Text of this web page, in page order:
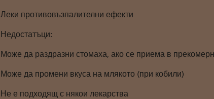
Леки противовъзпалителни ефекти
Недостатъци:
Може да раздразни стомаха, ако се приема в
Може да промени вкуса на млякото (при кобили)
Не е подходящ с някои лекарства